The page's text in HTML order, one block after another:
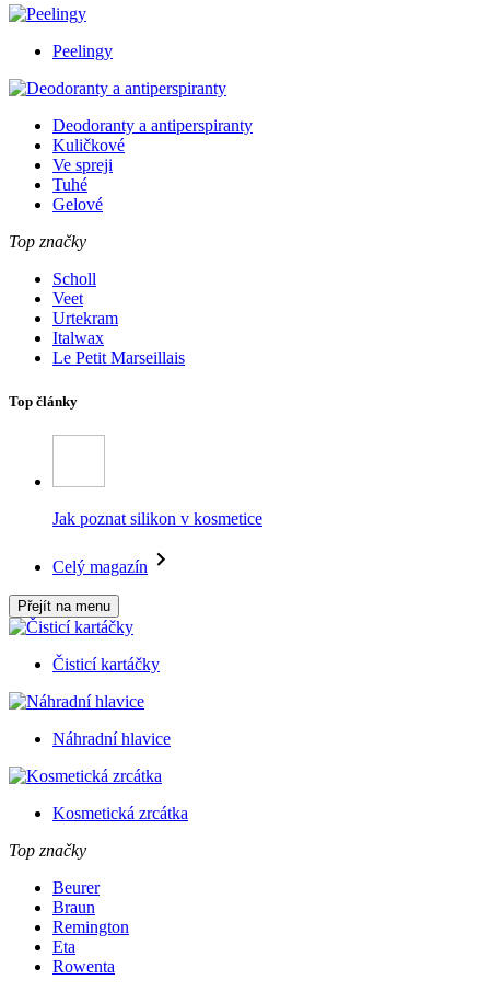
Peelingy
Deodoranty a antiperspiranty
Kuličkové
Ve spreji
Tuhé
Gelové
Top značky
Scholl
Veet
Urtekram
Italwax
Le Petit Marseillais
Top články
Jak poznat silikon v kosmetice
Celý magazín
Přejít na menu
Čisticí kartáčky
Náhradní hlavice
Kosmetická zrcátka
Top značky
Beurer
Braun
Remington
Eta
Rowenta